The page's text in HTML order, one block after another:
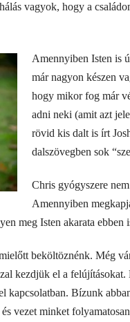
vagyok, hogy a
Amennyiben Isten is
már nagyon készen
hogy mikor fog már
adni neki (amit azt
rövid kis dalt is írt
dalszövegben sok
Chris gyógyszere
Amennyiben
meg Isten akarata ebben
beköltöznénk. Még
kezdjük el a
kapcsolatban. Bízunk
vezet minket